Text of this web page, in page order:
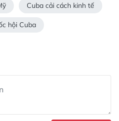
Cuba cải cách kinh tế
hội Cuba